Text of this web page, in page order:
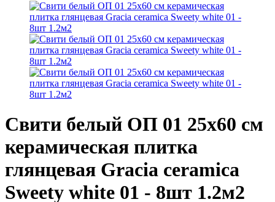
Свити белый ОП 01 25х60 см
керамическая плитка
глянцевая Gracia ceramica
Sweety white 01 - 8шт 1.2м2